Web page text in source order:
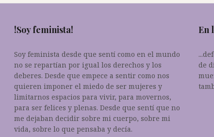
!Soy feminista!
Soy feminista desde que sentí como en el mundo
no se repartían por igual los derechos y los
deberes. Desde que empece a sentir como nos
quieren imponer el miedo de ser mujeres y
limitarnos espacios para vivir, para movernos,
para ser felices y plenas. Desde que sentí que no
me dejaban decidir sobre mi cuerpo, sobre mi
vida, sobre lo que pensaba y decía.
En
de